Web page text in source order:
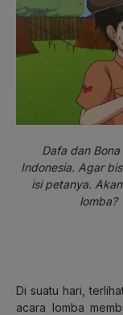
Dafa dan
Indonesia. Agar
isi petanya.
lomba?
Di suatu hari,
acara lomba